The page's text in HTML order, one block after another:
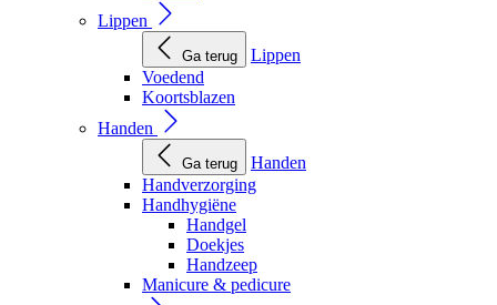
Lippen
Ga terug
Lippen
Voedend
Koortsblazen
Handen
Ga terug
Handen
Handverzorging
Handhygiëne
Handgel
Doekjes
Handzeep
Manicure & pedicure